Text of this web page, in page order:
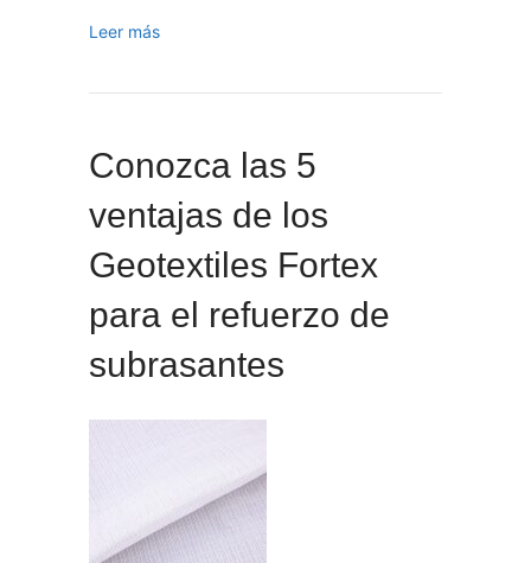
Leer más
Conozca las 5
ventajas de los
Geotextiles Fortex
para el refuerzo de
subrasantes